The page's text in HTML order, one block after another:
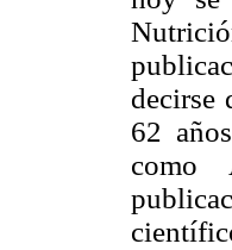
decirse
62
como